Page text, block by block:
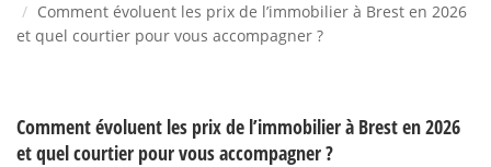
Comment évoluent les prix de l’immobilier à Brest en 2026
et quel courtier pour vous accompagner ?
Comment évoluent les prix de l’immobilier à Brest en 2026
et quel courtier pour vous accompagner ?